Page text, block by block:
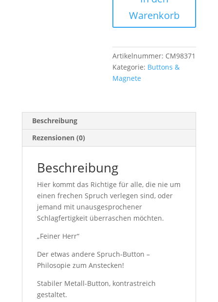
MengeWarenkorb
Artikelnummer: CM98371
Kategorie: Buttons &
Magnete
Beschreibung
Rezensionen (0)
Beschreibung
Hier kommt das Richtige für alle, die nie um
einen frechen Spruch verlegen sind, oder
jemand mit unausgesprochener
Schlagfertigkeit überraschen möchten.
„Feiner Herr“
Der etwas andere Spruch-Button –
Philosopie zum Anstecken!
Stabiler Metall-Button, kontrastreich
gestaltet.